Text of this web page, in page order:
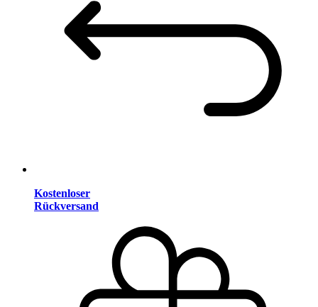
Kostenloser
Rückversand